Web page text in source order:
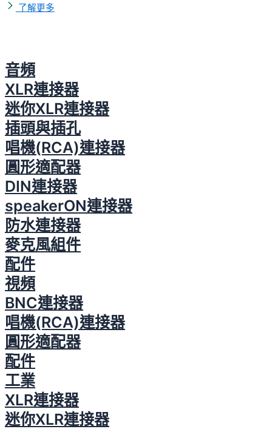
了解更多
音頻
XLR連接器
迷你XLR連接器
插頭與插孔
唱機(RCA)連接器
圓形適配器
DIN連接器
speakerON連接器
防水連接器
麥克風組件
配件
視頻
BNC連接器
唱機(RCA)連接器
圓形適配器
配件
工業
XLR連接器
迷你XLR連接器